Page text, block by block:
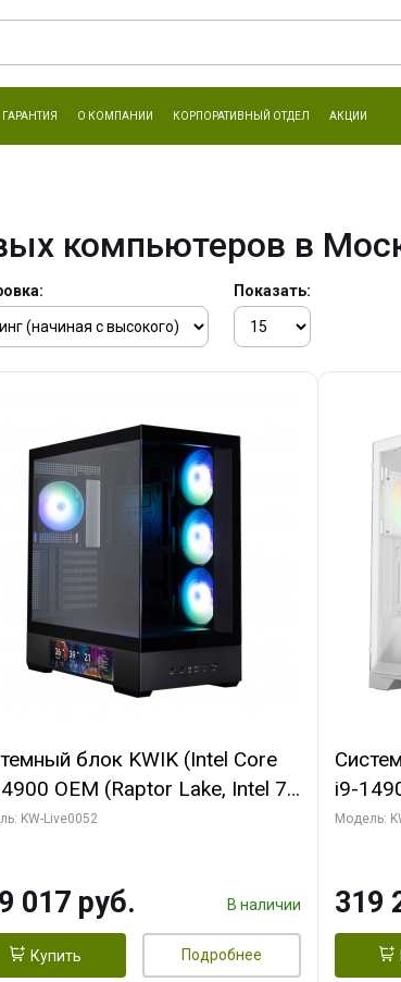
ГАРАНТИЯ О КОМПАНИИ КОРПОРАТИВНЫЙ ОТДЕЛ АКЦИИ
компьютеров в
Показать:
блок KWIK (Intel Core
OEM (Raptor Lake, Intel 7,
16EC/8PC// 64 ГБ ОЗУ (2
3xDP HD/ 512 ГБ SSD)
KW-Live0052
017 руб. В наличии
Купить Подробнее
i9-
C24
Модель:
319